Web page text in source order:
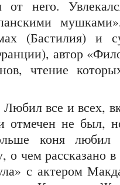
от него.
(Бастилия) и
автор
чтение
Любил все и всех,
отмечен не был,
коня любил
о чем рассказано
с актером